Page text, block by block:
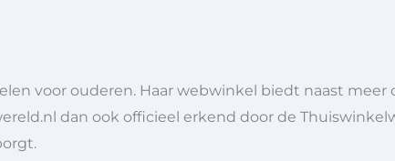
voor ouderen. Haar webwinkel biedt naast
dan ook officieel erkend door de